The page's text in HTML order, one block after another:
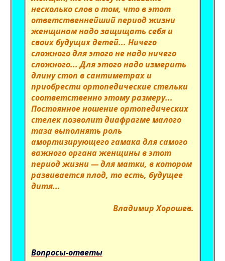
несколько слов о том, что в этот
ответственнейший период жизни
женщинам надо защищать себя и
своих будущих детей... Ничего
сложного для этого не надо ничего
сложного... Для этого надо измерить
длину стоп в сантиметрах и
приобрести ортопедические стельки
соответственно этому размеру...
Постоянное ношение ортопедических
стелек позволит диафрагме малого
таза выполнять роль
амортизирующего гамака для самого
важного органа женщины в этот
период жизни — для матки, в котором
развивается плод, то есть, будущее
дитя...
Владимир Хорошев.
Вопросы-ответы